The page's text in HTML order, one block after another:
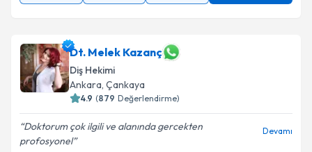
Dt. Melek Kazanç
Diş Hekimi
Ankara, Çankaya
4.9 (879 Değerlendirme)
Doktorum çok ilgili ve alanında gercekten
profosyonel
Devamı